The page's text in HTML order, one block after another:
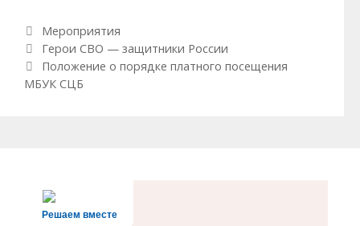
Рубрики
Мероприятия
Навигация по записям
Герои СВО — защитники России
Положение о порядке платного посещения
МБУК СЦБ
Решаем вместе